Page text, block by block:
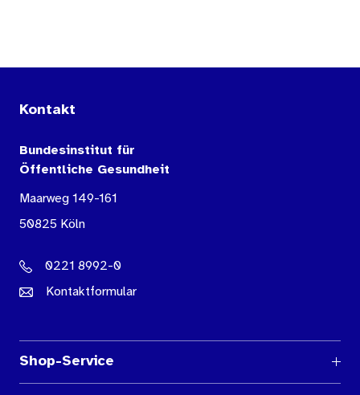
Kontakt
Bundesinstitut für
Öffentliche Gesundheit
Maarweg 149-161
50825 Köln
0221 8992-0
Kontaktformular
Shop-Service